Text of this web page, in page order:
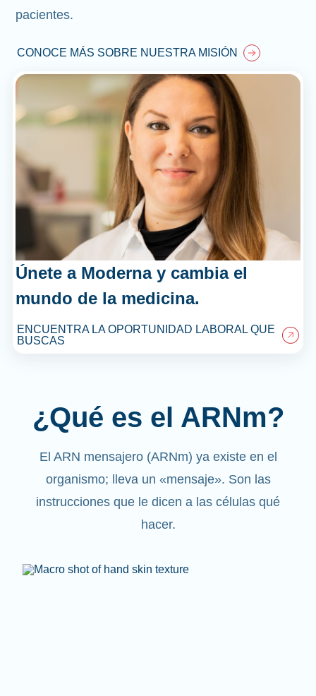
pacientes.
CONOCE MÁS SOBRE NUESTRA MISIÓN
Únete a Moderna y cambia el
mundo de la medicina.
ENCUENTRA LA OPORTUNIDAD LABORAL QUE
BUSCAS
¿Qué es el ARNm?
El ARN mensajero (ARNm) ya existe en el
organismo; lleva un «mensaje». Son las
instrucciones que le dicen a las células qué
hacer.